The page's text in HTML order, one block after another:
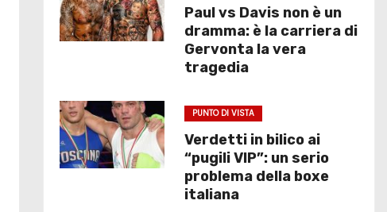
Paul vs Davis non è un
dramma: è la carriera di
Gervonta la vera
tragedia
PUNTO DI VISTA
Verdetti in bilico ai
“pugili VIP”: un serio
problema della boxe
italiana